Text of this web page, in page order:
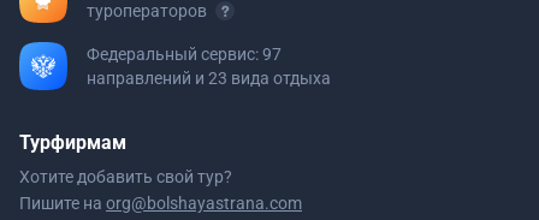
туроператоров
Федеральный сервис: 97
направлений и 23 вида отдыха
Турфирмам
Хотите добавить свой тур?
Пишите на org@bolshayastrana.com